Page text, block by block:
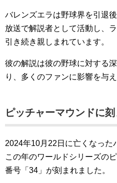
バレンズエラは野球界を引退
放送で解説者として活動し、
引き続き親しまれています。
彼の解説は彼の野球に対する
り、多くのファンに影響を与え
ピッチャーマウンドに
2024年10月22日に亡くなった
この年のワールドシリーズの
番号「34」が刻まれました。